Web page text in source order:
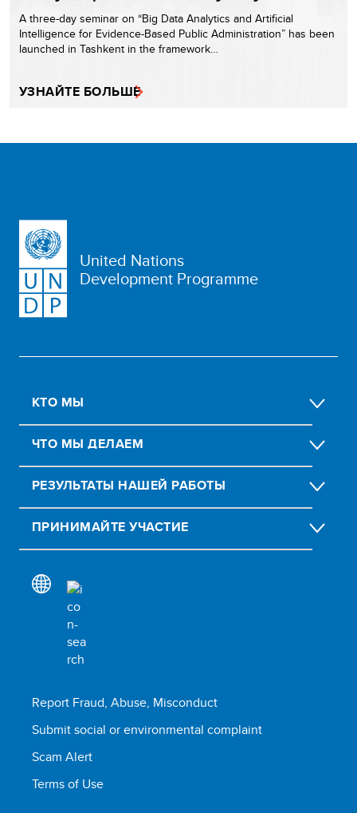
A three-day seminar on “Big Data Analytics and Artificial
Intelligence for Evidence-Based Public Administration” has been
launched in Tashkent in the framework…
УЗНАЙТЕ БОЛЬШЕ
United Nations
Development Programme
КТО МЫ
ЧТО МЫ ДЕЛАЕМ
РЕЗУЛЬТАТЫ НАШЕЙ РАБОТЫ
ПРИНИМАЙТЕ УЧАСТИЕ
Report Fraud, Abuse, Misconduct
Submit social or environmental complaint
Scam Alert
Terms of Use